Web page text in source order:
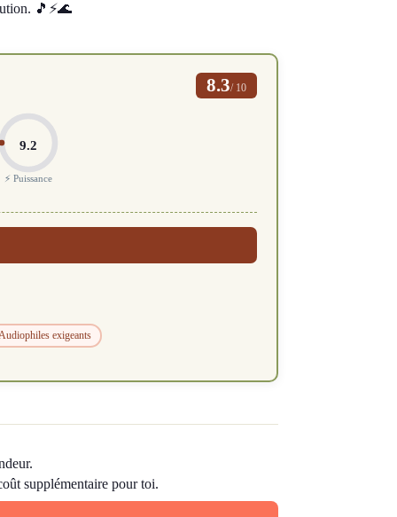
🎵⚡🌊
8.3/ 10
9.2
⚡ Puissance
exigeants
supplémentaire pour toi.